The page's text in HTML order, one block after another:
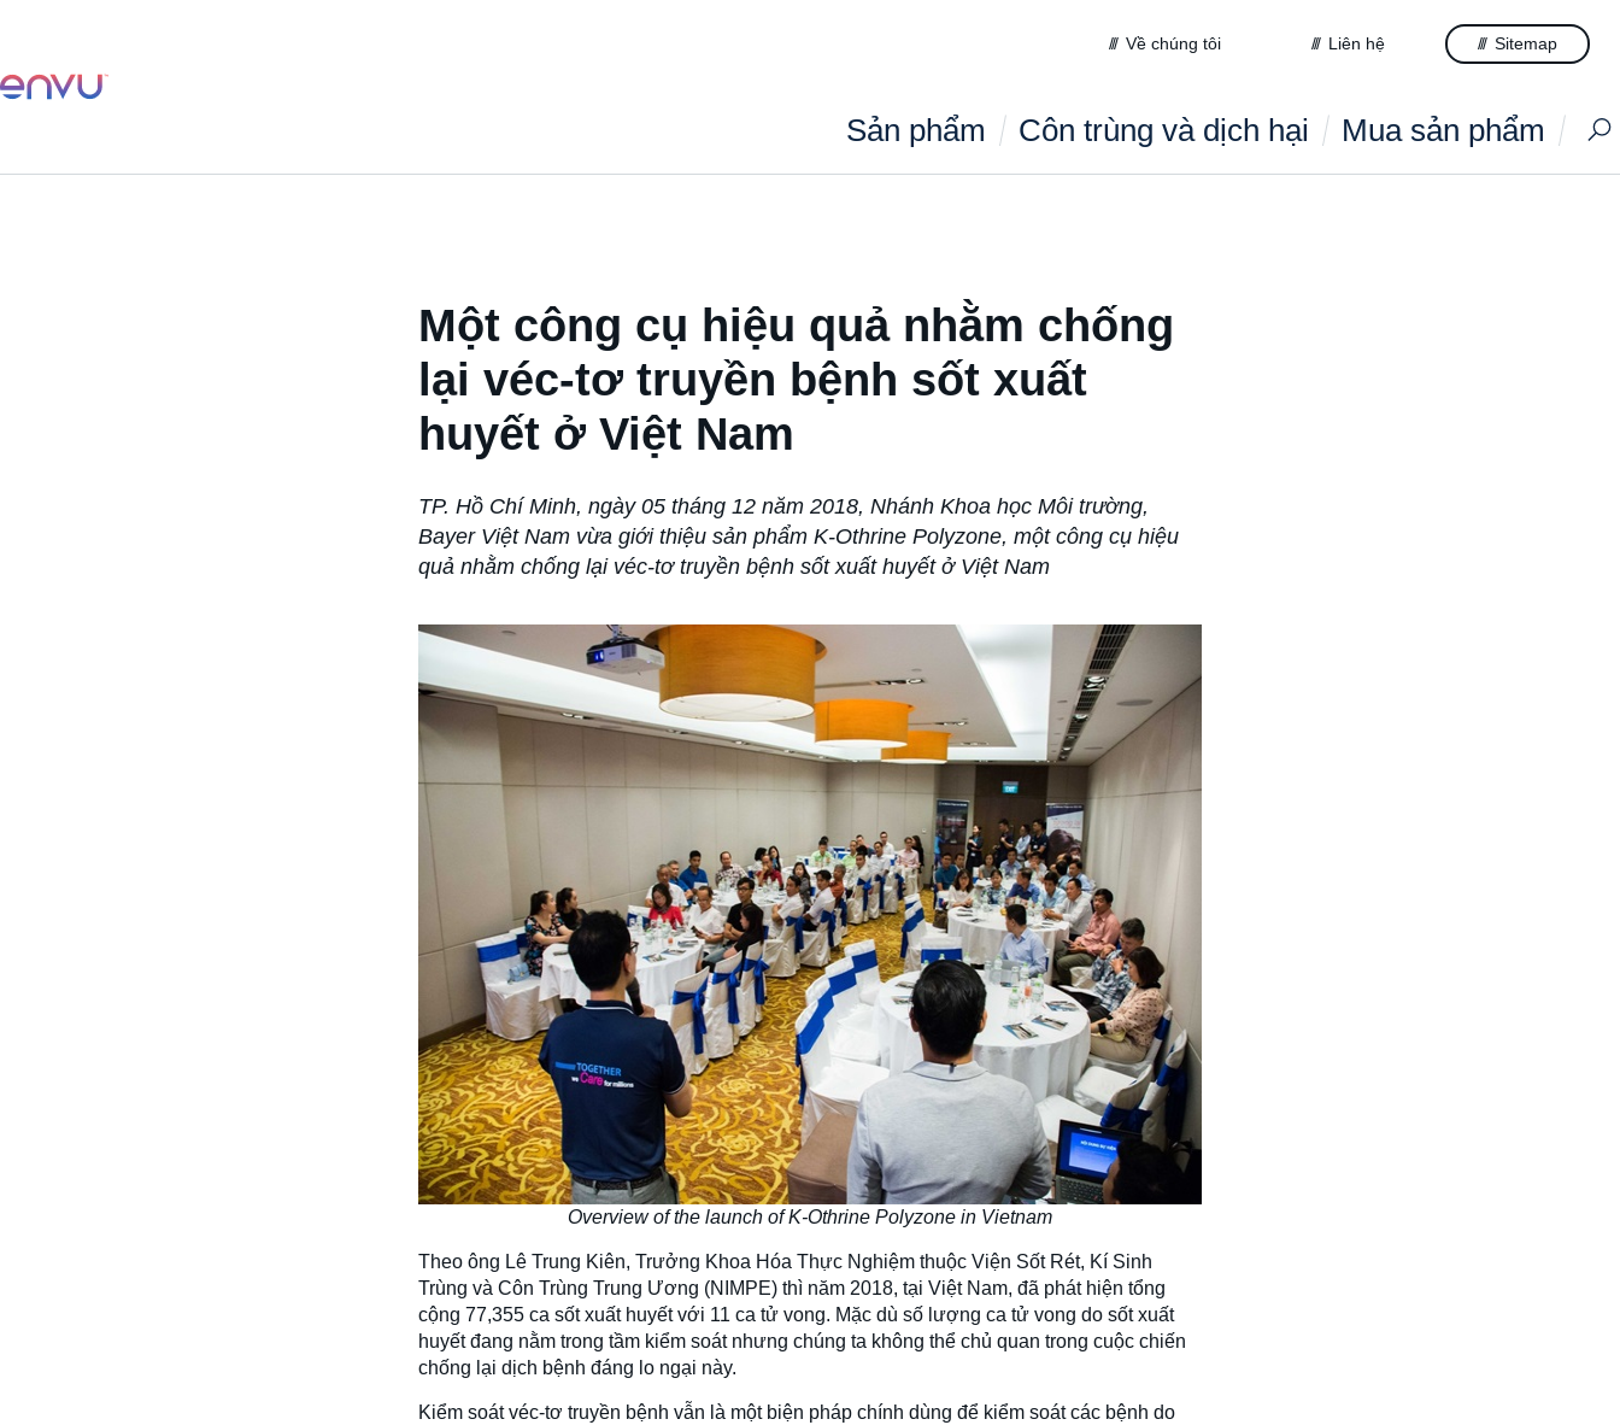
Về chúng tôi Liên hệ Sitemap
Sản phẩm Côn trùng và dịch hại Mua sản phẩm
Một công cụ hiệu quả nhằm chống
lại véc-tơ truyền bệnh sốt xuất
huyết ở Việt Nam
TP. Hồ Chí Minh, ngày 05 tháng 12 năm 2018, Nhánh Khoa học Môi trường,
Bayer Việt Nam vừa giới thiệu sản phẩm K-Othrine Polyzone, một công cụ hiệu
quả nhằm chống lại véc-tơ truyền bệnh sốt xuất huyết ở Việt Nam
Overview of the launch of K-Othrine Polyzone in Vietnam
Theo ông Lê Trung Kiên, Trưởng Khoa Hóa Thực Nghiệm thuộc Viện Sốt Rét, Kí Sinh
Trùng và Côn Trùng Trung Ương (NIMPE) thì năm 2018, tại Việt Nam, đã phát hiện tổng
cộng 77,355 ca sốt xuất huyết với 11 ca tử vong. Mặc dù số lượng ca tử vong do sốt xuất
huyết đang nằm trong tầm kiểm soát nhưng chúng ta không thể chủ quan trong cuộc chiến
chống lại dịch bệnh đáng lo ngại này.
Kiểm soát véc-tơ truyền bệnh vẫn là một biện pháp chính dùng để kiểm soát các bệnh do